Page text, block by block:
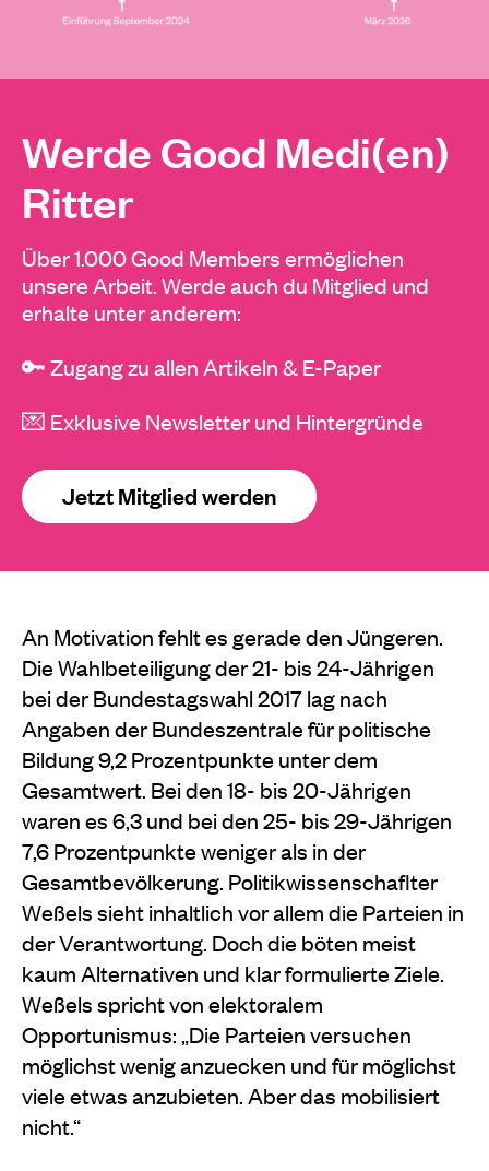
Werde Good Medi(en)
Ritter
Über 1.000 Good Members ermöglichen
unsere Arbeit. Werde auch du Mitglied und
erhalte unter anderem:
🔑 Zugang zu allen Artikeln & E-Paper
💌 Exklusive Newsletter und Hintergründe
Jetzt Mitglied werden
An Motivation fehlt es gerade den Jüngeren.
Die Wahlbeteiligung der 21- bis 24-Jährigen
bei der Bundestagswahl 2017 lag nach
Angaben der Bundeszentrale für politische
Bildung 9,2 Prozentpunkte unter dem
Gesamtwert. Bei den 18- bis 20-Jährigen
waren es 6,3 und bei den 25- bis 29-Jährigen
7,6 Prozentpunkte weniger als in der
Gesamtbevölkerung. Politikwissenschaflter
Weßels sieht inhaltlich vor allem die Parteien in
der Verantwortung. Doch die böten meist
kaum Alternativen und klar formulierte Ziele.
Weßels spricht von elektoralem
Opportunismus: „Die Parteien versuchen
möglichst wenig anzuecken und für möglichst
viele etwas anzubieten. Aber das mobilisiert
nicht.“